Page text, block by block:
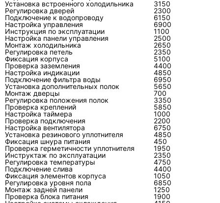
заданный режим, не течёт, не обмерзает и не
создаёт посторонних звуков. Если
проводиласьчистка наружного блока, ремонт
электроники или работа с холодильным
контуром, каждый этап должен быть связан с
диагностическим выводом, а не добавлен в
заказ «на всякий случай».
FAQ
Как часто нужно обслуживать
кондиционер LG?
Периодичность зависит от пыли,
интенсивности работы, животных, этажа и
состояния наружного блока. Проверка нужна
Установка встроенного холодильника
3150
Регулировка дверей
2300
Подключение к водопроводу
6150
Настройка управления
6900
Инструкция по эксплуатации
1100
Настройка панели управления
2500
Монтаж холодильника
2650
Регулировка петель
2350
Фиксация корпуса
5100
Проверка заземления
4400
Настройка индикации
4850
Подключение фильтра воды
6950
Установка дополнительных полок
5650
Монтаж дверцы
700
Регулировка положения полок
3350
Проверка креплений
5850
Настройка таймера
1000
Проверка подключения
2200
Настройка вентилятора
6750
Установка резинового уплотнителя
4850
Фиксация шнура питания
450
Проверка герметичности уплотнителя
1950
Инструктаж по эксплуатации
2350
Регулировка температуры
4750
Подключение слива
4400
Фиксация элементов корпуса
1050
Регулировка уровня пола
6850
Монтаж задней панели
1250
Проверка блока питания
1900